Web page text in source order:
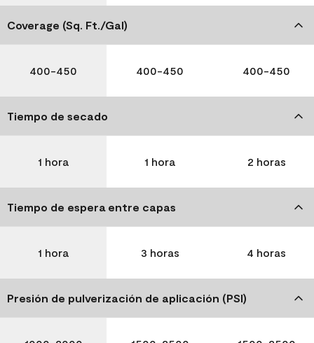
Coverage (Sq. Ft./Gal)
400-450 400-450 400-450
Tiempo de secado
1 hora 1 hora 2 horas
Tiempo de espera entre capas
1 hora 3 horas 4 horas
Presión de pulverización de aplicación (PSI)